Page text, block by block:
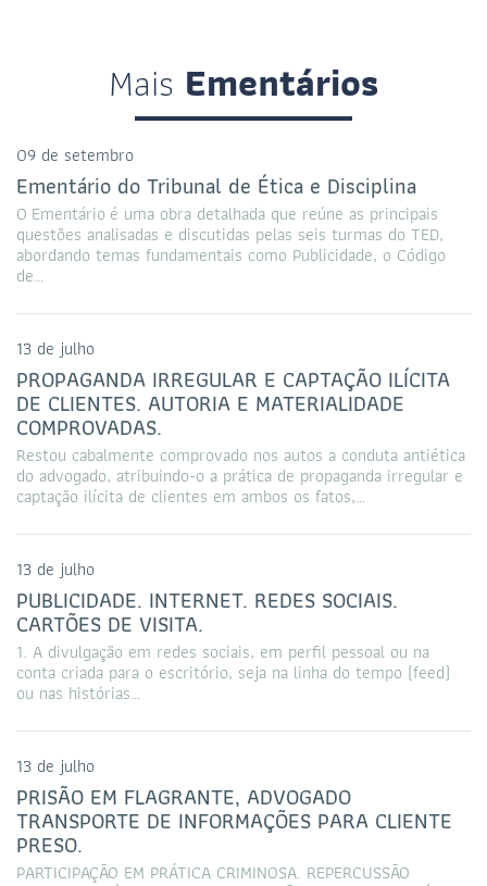
Mais Ementários
09 de setembro
Ementário do Tribunal de Ética e Disciplina
O Ementário é uma obra detalhada que reúne as principais
questões analisadas e discutidas pelas seis turmas do TED,
abordando temas fundamentais como Publicidade, o Código
de…
13 de julho
PROPAGANDA IRREGULAR E CAPTAÇÃO ILÍCITA
DE CLIENTES. AUTORIA E MATERIALIDADE
COMPROVADAS.
Restou cabalmente comprovado nos autos a conduta antiética
do advogado, atribuindo-o a prática de propaganda irregular e
captação ilícita de clientes em ambos os fatos,…
13 de julho
PUBLICIDADE. INTERNET. REDES SOCIAIS.
CARTÕES DE VISITA.
1. A divulgação em redes sociais, em perfil pessoal ou na
conta criada para o escritório, seja na linha do tempo (feed)
ou nas histórias…
13 de julho
PRISÃO EM FLAGRANTE, ADVOGADO
TRANSPORTE DE INFORMAÇÕES PARA CLIENTE
PRESO.
PARTICIPAÇÃO EM PRÁTICA CRIMINOSA. REPERCUSSÃO